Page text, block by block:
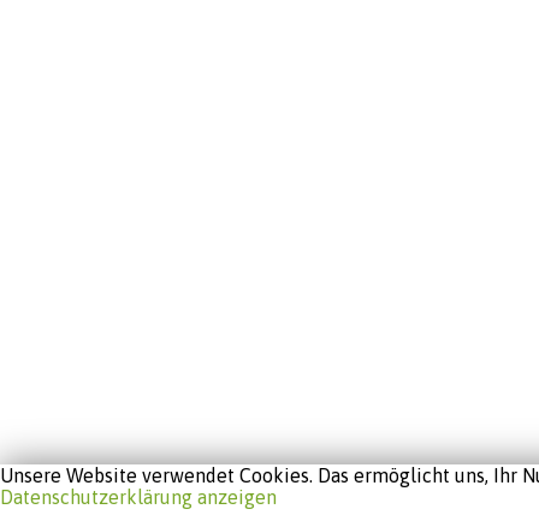
Unsere Website verwendet Cookies. Das ermöglicht uns,
Datenschutzerklärung anzeigen